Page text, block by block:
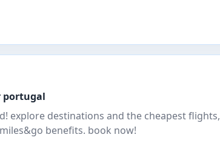
portugal
explore destinations and the cheapest flights,
benefits. book now!